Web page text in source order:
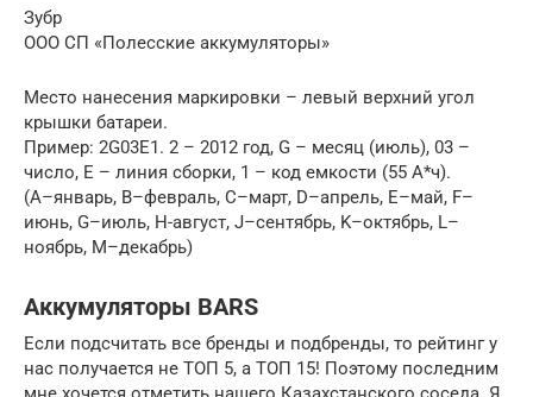
Зубр
ООО СП «Полесские аккумуляторы»
Место нанесения маркировки – левый верхний угол
крышки батареи.
Пример: 2G03E1. 2 – 2012 год, G – месяц (июль), 03 –
число, Е – линия сборки, 1 – код емкости (55 А*ч).
(А–январь, В–февраль, С–март, D–апрель, E–май, F–
июнь, G–июль, Н-август, J–сентябрь, K–октябрь, L–
ноябрь, M–декабрь)
Аккумуляторы BARS
Если подсчитать все бренды и подбренды, то рейтинг у
нас получается не ТОП 5, а ТОП 15! Поэтому последним